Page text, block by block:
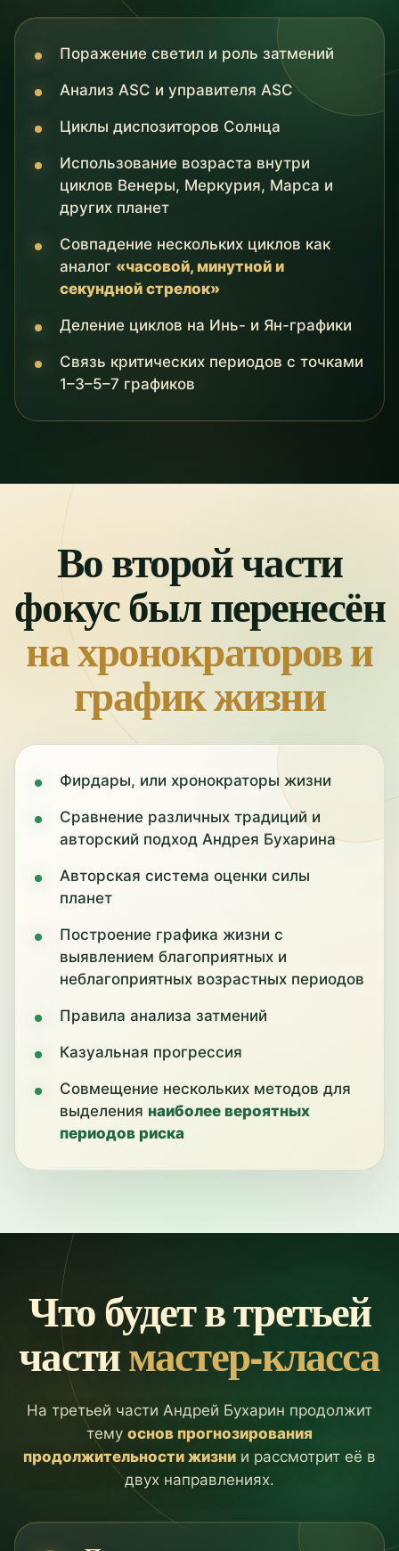
Поражение светил и роль затмений
Анализ ASC и управителя ASC
Циклы диспозиторов Солнца
Использование возраста внутри
циклов Венеры, Меркурия, Марса и
других планет
Совпадение нескольких циклов как
аналог «часовой, минутной и
секундной стрелок»
Деление циклов на Инь- и Ян-графики
Связь критических периодов с точками
1–3–5–7 графиков
Во второй части
фокус был перенесён
на хронократоров и
график жизни
Фирдары, или хронократоры жизни
Сравнение различных традиций и
авторский подход Андрея Бухарина
Авторская система оценки силы
планет
Построение графика жизни с
выявлением благоприятных и
неблагоприятных возрастных периодов
Правила анализа затмений
Казуальная прогрессия
Совмещение нескольких методов для
выделения наиболее вероятных
периодов риска
Что будет в третьей
частимастер-класса
На третьей части Андрей Бухарин продолжит
тему основ прогнозирования
продолжительности жизни и рассмотрит её в
двух направлениях.